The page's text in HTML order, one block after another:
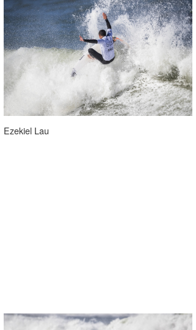
Ezekiel Lau